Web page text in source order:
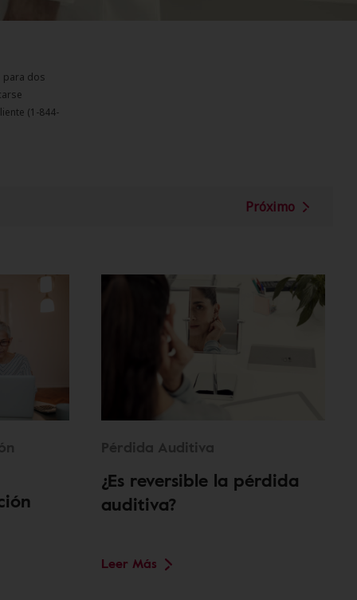
para dos
(1-844-
Próximo
Pérdida Auditiva
¿Es reversible la pérdida
auditiva?
Leer Más